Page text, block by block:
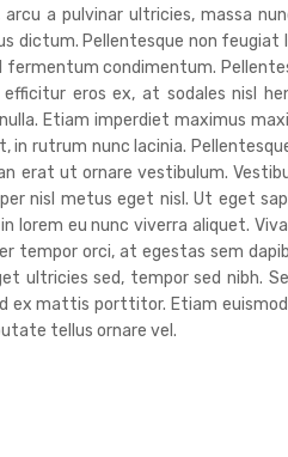
a pulvinar ultricies, massa
dictum. Pellentesque non feugiat
condimentum.
eros ex, at sodales nisl
Etiam imperdiet maximus
rutrum nunc lacinia.
erat ut ornare vestibulum.
nisl metus eget nisl. Ut eget
lorem eu nunc viverra aliquet.
tempor orci, at egestas sem
sed, tempor sed nibh.
mattis porttitor. Etiam
tellus ornare vel.